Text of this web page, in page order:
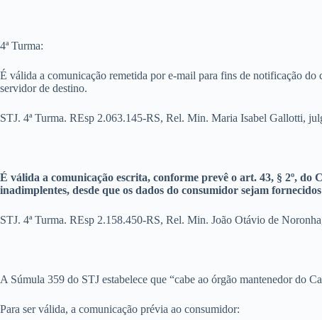
4ª Turma:
É válida a comunicação remetida por e-mail para fins de notificação do
servidor de destino.
STJ. 4ª Turma. REsp 2.063.145-RS, Rel. Min. Maria Isabel Gallotti,
É válida a comunicação escrita, conforme prevê o art. 43, § 2º,
inadimplentes, desde que os dados do consumidor sejam
STJ. 4ª Turma. REsp 2.158.450-RS, Rel. Min. João Otávio de
A Súmula 359 do STJ estabelece que “cabe ao órgão mantenedor do
Para ser válida, a comunicação prévia ao consumidor: